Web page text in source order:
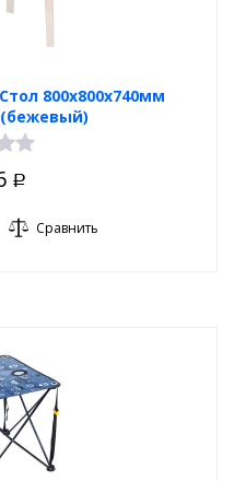
800х800х740мм
Р
Сравнить